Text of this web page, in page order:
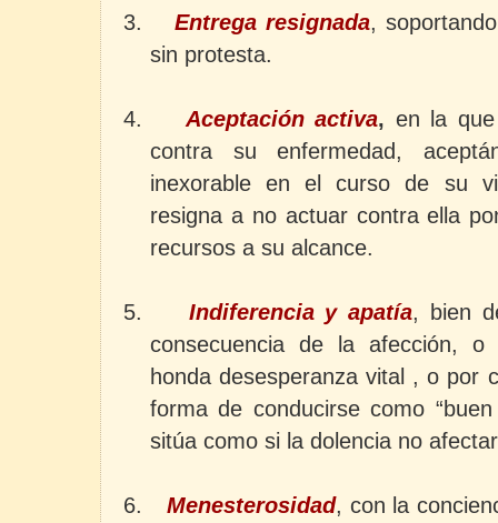
3. Entrega resignada,
sin protesta.
4. Aceptación activa, en la
contra su enfermedad,
inexorable en el curso de su
resigna a no actuar contra ella
recursos a su alcance.
5. Indiferencia y apatía, bien
consecuencia de la afección,
honda desesperanza vital , o por
forma de conducirse como
sitúa como si la dolencia no
6. Menesterosidad, con la